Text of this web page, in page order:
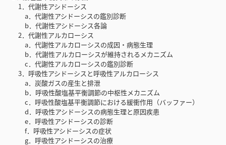
1．代謝性アシドーシス
a．代謝性アシドーシスの鑑別診断
b．代謝性アシドーシス各論
2．代謝性アルカローシス
a．代謝性アルカローシスの成因・病態生理
b．代謝性アルカローシスが維持されるメカニズム
c．代謝性アルカローシスの鑑別診断
3．呼吸性アシドーシスと呼吸性アルカローシス
a．炭酸ガスの産生と排泄
b．呼吸性酸塩基平衡調節の中枢性メカニズム
c．呼吸性酸塩基平衡調節における緩衝作用（バッファー）
d．呼吸性アシドーシスの病態生理と原因疾患
e．呼吸性アシドーシスの診断
f．呼吸性アシドーシスの症状
g．呼吸性アシドーシスの治療